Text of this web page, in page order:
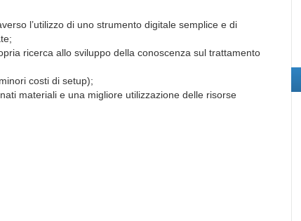
l’utilizzo di uno strumento digitale semplice e di
ricerca allo sviluppo della conoscenza sul trattamento
costi di setup);
materiali e una migliore utilizzazione delle risorse